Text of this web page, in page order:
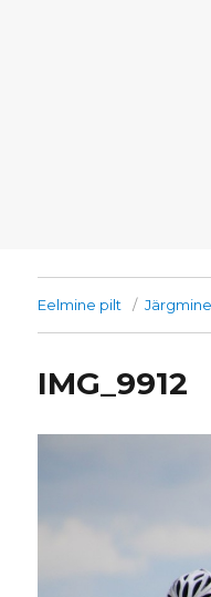
Eelmine pilt
IMG_9912